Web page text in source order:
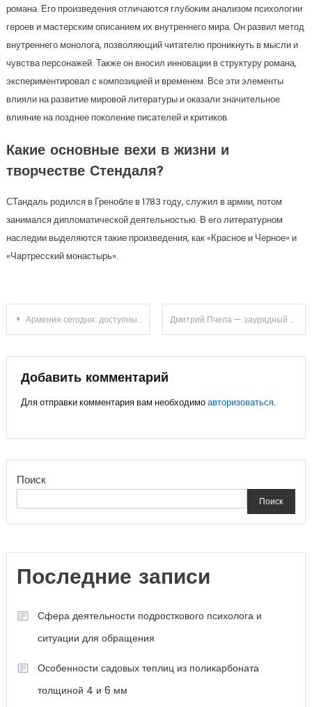
романа. Его произведения отличаются глубоким анализом психологии
героев и мастерским описанием их внутреннего мира. Он развил метод
внутреннего монолога, позволяющий читателю проникнуть в мысли и
чувства персонажей. Также он вносил инновации в структуру романа,
экспериментировал с композицией и временем. Все эти элементы
влияли на развитие мировой литературы и оказали значительное
влияние на позднее поколение писателей и критиков.
Какие основные вехи в жизни и
творчестве Стендаля?
СТандаль родился в Гренобле в 1783 году, служил в армии, потом
занимался дипломатической деятельностью. В его литературном
наследии выделяются такие произведения, как «Красное и Черное» и
«Чартресский монастырь».
Навигация
по
записям
Армения сегодня: доступный отдых и масса впечатлений Дмитрий Пчела — заурядный мужчина, ставший звездой большого экрана
Добавить комментарий
Для отправки комментария вам необходимоавторизоваться.
Поиск
Поиск
Последние записи
Сфера деятельности подросткового психолога и
ситуации для обращения
Особенности садовых теплиц из поликарбоната
толщиной 4 и 6 мм